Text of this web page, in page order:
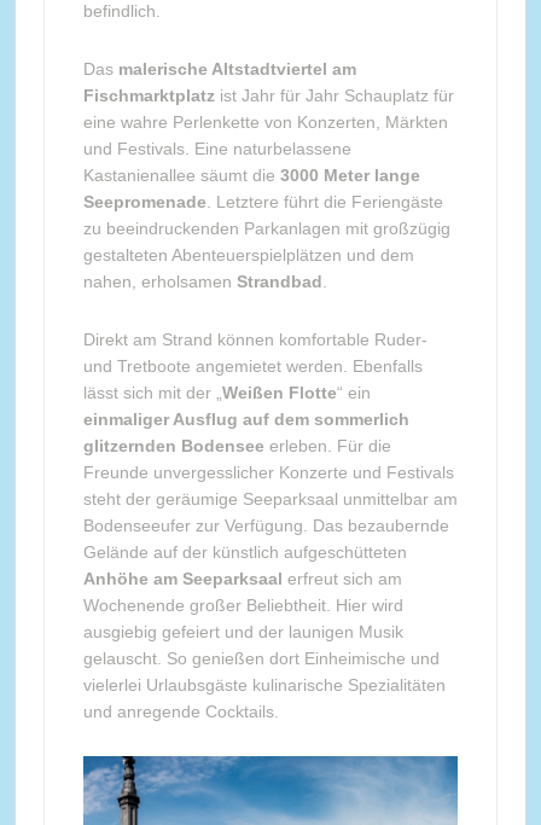
befindlich.
Das malerische Altstadtviertel am
Fischmarktplatz ist Jahr für Jahr Schauplatz für
eine wahre Perlenkette von Konzerten, Märkten
und Festivals. Eine naturbelassene
Kastanienallee säumt die 3000 Meter lange
Seepromenade . Letztere führt die Feriengäste
zu beeindruckenden Parkanlagen mit großzügig
gestalteten Abenteuerspielplätzen und dem
nahen, erholsamen Strandbad
Direkt am Strand können komfortable Ruder-
und Tretboote angemietet werden. Ebenfalls
lässt sich mit der „ Weißen Flotte“ ein
einmaliger Ausflug auf dem sommerlich
glitzernden Bodensee erleben. Für die
Freunde unvergesslicher Konzerte und Festivals
steht der geräumige Seeparksaal unmittelbar am
Bodenseeufer zur Verfügung. Das bezaubernde
Gelände auf der künstlich aufgeschütteten
Anhöhe am Seeparksaal erfreut sich am
Wochenende großer Beliebtheit. Hier wird
ausgiebig gefeiert und der launigen Musik
gelauscht. So genießen dort Einheimische und
vielerlei Urlaubsgäste kulinarische Spezialitäten
und anregende Cocktails.